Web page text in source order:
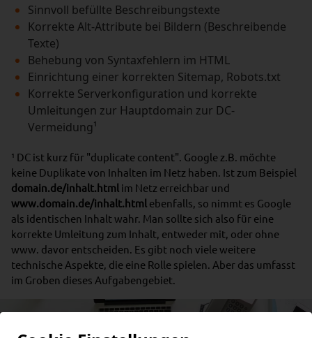
Sinnvoll befüllte Beschreibungstexte
Korrekte Alt-Attribute bei Bildern (Beschreibende
Texte)
Behebung von Syntaxfehlern im HTML
Einrichtung einer korrekten Sitemap, Robots.txt
Korrekte Serverkonfiguration und korrekte
Umleitungen zur Hauptdomain zur DC-
Vermeidung¹
¹ DC ist kurz für "duplicate content". Google z.B. möchte
keine Duplikate von Inhalten im Netz haben. Ist zum Beispiel
domain.de/inhalt.html im Netz erreichbar und
www.domain.de/inhalt.html ebenfalls, so nimmt es Google
als identischen Inhalt wahr. Man sollte sich also für eine
korrekte Umleitung zum Inhalt, entweder mit, oder ohne
www. davor entscheiden. Es gibt noch viele weitere
technische Aspekte, die eine Rolle spielen. Aber das umfasst
im Groben dieses Aufgabengebiet.